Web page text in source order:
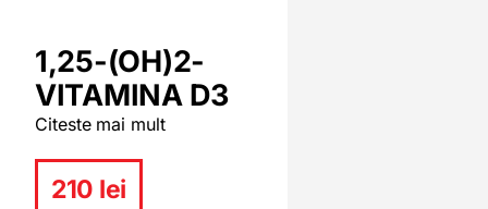
1,25-(OH)2-
VITAMINA D3
Citeste mai mult
210 lei